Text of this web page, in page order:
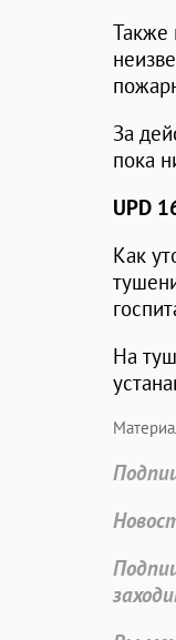
Также
За
пока
UPD
Как
На